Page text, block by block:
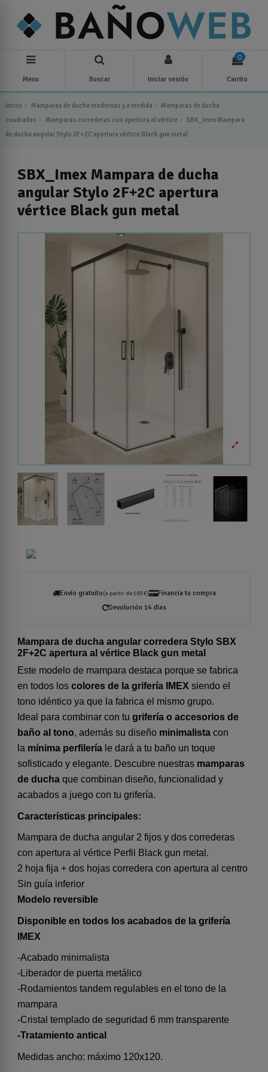
Menu Buscar Iniciar sesión
0
Carrito
Inicio Mamparas de ducha modernas y a medida
Mamparas de ducha
cuadradas
Mamparas correderas con apertura al vértice
SBX_Imex Mampara
de ducha angular Stylo 2F+2C apertura vértice Black gun metal
SBX_Imex Mampara de ducha
angular Stylo 2F+2C apertura
vértice Black gun metal
Envío gratuito(a partir de 100 €)
Financia tu compra
Devolución 14 días
Mampara de ducha angular corredera Stylo SBX
2F+2C apertura al vértice Black gun metal
Este modelo de mampara destaca porque se fabrica
en todos los colores de la grifería IMEX siendo el
tono idéntico ya que la fabrica el mismo grupo.
Ideal para combinar con tu grifería o accesorios de
baño al tono, además su diseño minimalista con
la mínima perfilería le dará a tu baño un toque
sofisticado y elegante. Descubre nuestras mamparas
de ducha que combinan diseño, funcionalidad y
acabados a juego con tu grifería.
Características principales:
Mampara de ducha angular 2 fijos y dos correderas
con apertura al vértice Perfil Black gun metal.
2 hoja fija + dos hojas corredera con apertura al centro
Sin guía inferior
Modelo reversible
Disponible en todos los acabados de la grifería
IMEX
-Acabado minimalista
-Liberador de puerta metálico
-Rodamientos tandem regulables en el tono de la
mampara
-Cristal templado de seguridad 6 mm transparente
-Tratamiento antical
Medidas ancho: máximo 120x120.